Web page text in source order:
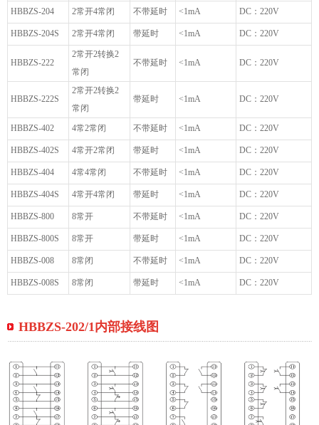
HBBZS-204 2常开4常闭 不带延时 <1mA DC：220V
HBBZS-204S 2常开4常闭 带延时 <1mA DC：220V
HBBZS-222
2常开2转换2
常闭
不带延时 <1mA DC：220V
HBBZS-222S
2常开2转换2
常闭
带延时 <1mA DC：220V
HBBZS-402 4常2常闭 不带延时 <1mA DC：220V
HBBZS-402S 4常开2常闭 带延时 <1mA DC：220V
HBBZS-404 4常4常闭 不带延时 <1mA DC：220V
HBBZS-404S 4常开4常闭 带延时 <1mA DC：220V
HBBZS-800 8常开 不带延时 <1mA DC：220V
HBBZS-800S 8常开 带延时 <1mA DC：220V
HBBZS-008 8常闭 不带延时 <1mA DC：220V
HBBZS-008S 8常闭 带延时 <1mA DC：220V
HBBZS-202/1内部接线图